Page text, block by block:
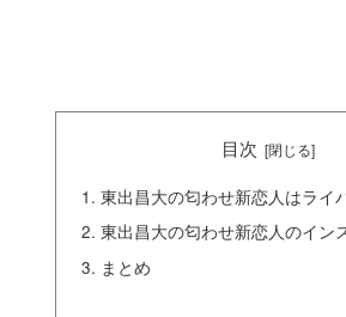
目次
東出昌大の匂わせ新恋人はライ
東出昌大の匂わせ新恋人のイン
まとめ